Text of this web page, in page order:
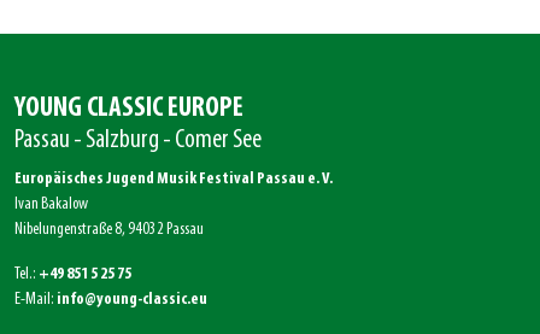
YOUNG CLASSIC EUROPE
Passau - Salzburg - Comer See
Europäisches Jugend Musik Festival Passau e. V.
Ivan Bakalow
Nibelungenstraße 8, 94032 Passau
Tel.: +49 851 5 25 75
E-Mail: info@young-classic.eu